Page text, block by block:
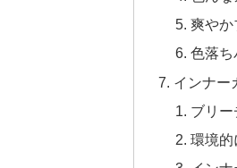
爽やか
色落ち
インナー
ブリー
環境的